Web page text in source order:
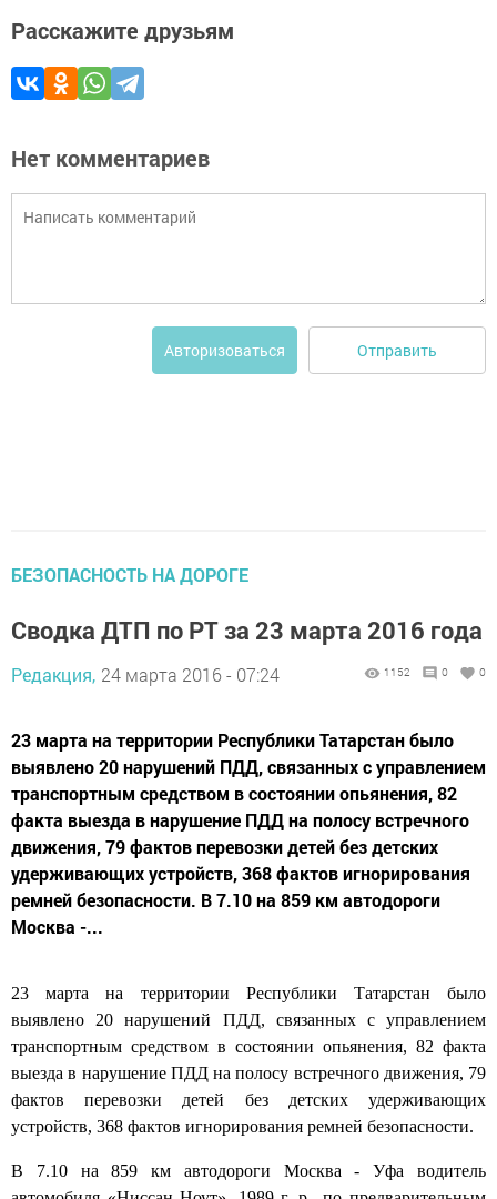
Расскажите друзьям
Нет комментариев
Авторизоваться Отправить
БЕЗОПАСНОСТЬ НА ДОРОГЕ
Сводка ДТП по РТ за 23 марта 2016 года
Редакция, 24 марта 2016 - 07:24 1152 0 0
23 марта на территории Республики Татарстан было
выявлено 20 нарушений ПДД, связанных с управлением
транспортным средством в состоянии опьянения, 82
факта выезда в нарушение ПДД на полосу встречного
движения, 79 фактов перевозки детей без детских
удерживающих устройств, 368 фактов игнорирования
ремней безопасности. В 7.10 на 859 км автодороги
Москва -...
23 марта на территории Республики Татарстан было
выявлено 20 нарушений ПДД, связанных с управлением
транспортным средством в состоянии опьянения, 82 факта
выезда в нарушение ПДД на полосу встречного движения, 79
фактов перевозки детей без детских удерживающих
устройств, 368 фактов игнорирования ремней безопасности.
В 7.10 на 859 км автодороги Москва - Уфа водитель